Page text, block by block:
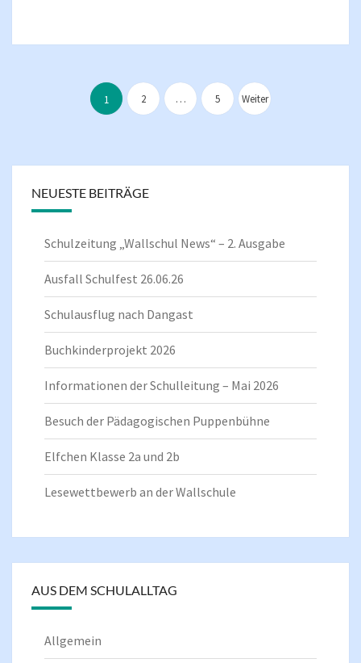
Seitennummerierung
der
Beiträge
1 2 … 5 Weiter
NEUESTE BEITRÄGE
Schulzeitung „Wallschul News“ – 2. Ausgabe
Ausfall Schulfest 26.06.26
Schulausflug nach Dangast
Buchkinderprojekt 2026
Informationen der Schulleitung – Mai 2026
Besuch der Pädagogischen Puppenbühne
Elfchen Klasse 2a und 2b
Lesewettbewerb an der Wallschule
AUS DEM SCHULALLTAG
Allgemein